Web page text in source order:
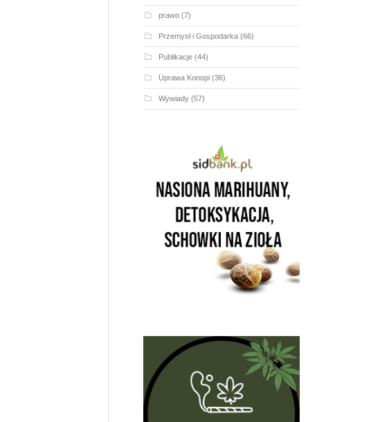
prawo(7)
Przemysł i Gospodarka(66)
Publikacje(44)
Uprawa Konopi(36)
Wywiady(57)